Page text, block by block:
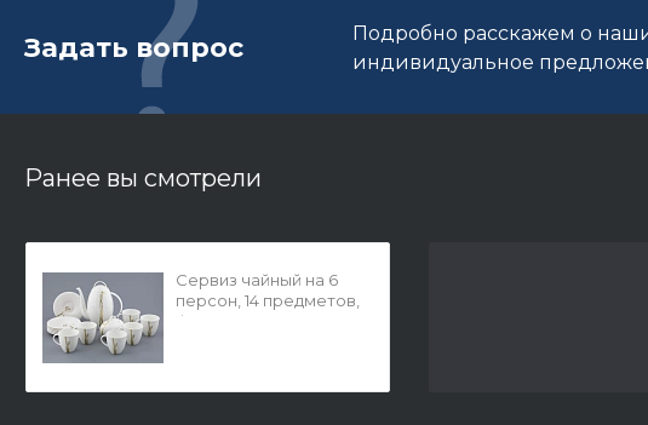
Задать вопрос
Подробно расскажем о
индивидуальное
Ранее вы смотрели
Сервиз чайный на 6
персон, 14 предметов,
форма Оливия,